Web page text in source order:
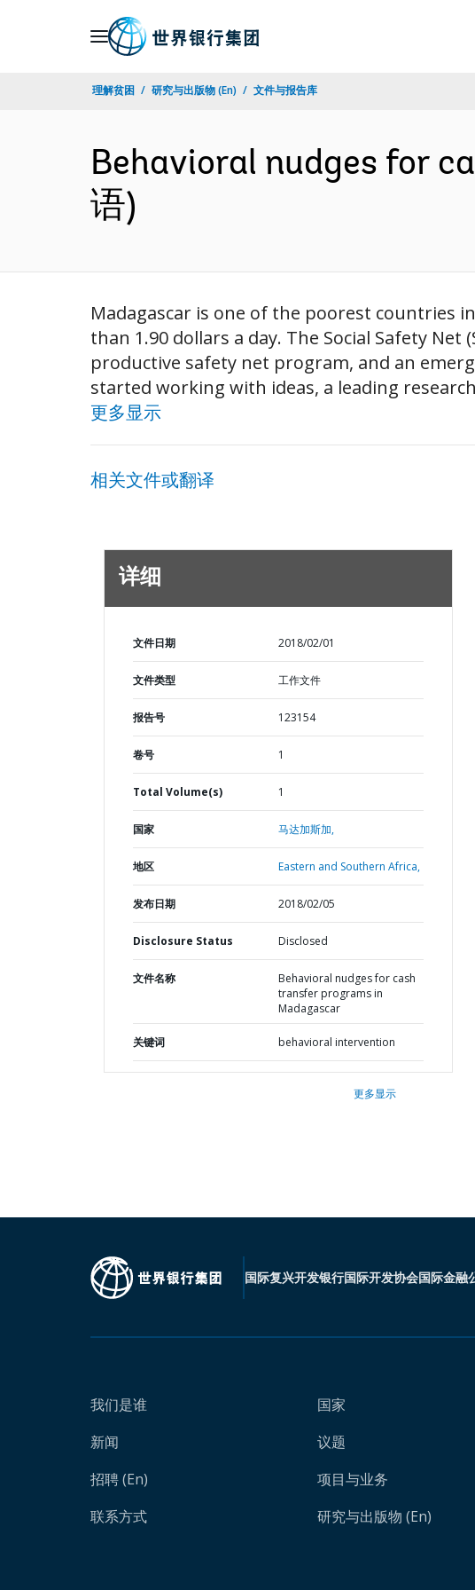
理解贫困 研究与出版物 (En) 文件与报告库
Behavioral nudges for
语)
Madagascar is one of the poorest countries
than 1.90 dollars a day. The Social Safety
productive safety net program, and an
started working with ideas, a leading
更多显示
相关文件或翻译
详细
文件日期 2018/02/01
文件类型 工作文件
报告号 123154
卷号 1
Total Volume(s) 1
国家 马达加斯加,
地区 Eastern and Southern Africa,
发布日期 2018/02/05
Disclosure Status Disclosed
文件名称
Behavioral nudges for cash
transfer programs in
Madagascar
关键词 behavioral intervention
更多显示
国际复兴开发银行国际开发协会国际金融
我们是谁
新闻
招聘 (En)
联系方式
国家
议题
项目与业务
研究与出版物 (En)